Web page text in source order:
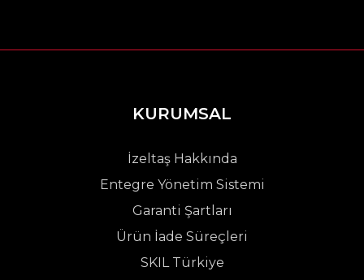
KURUMSAL
İzeltaş Hakkında
Entegre Yönetim Sistemi
Garanti Şartları
Ürün İade Süreçleri
SKIL Türkiye